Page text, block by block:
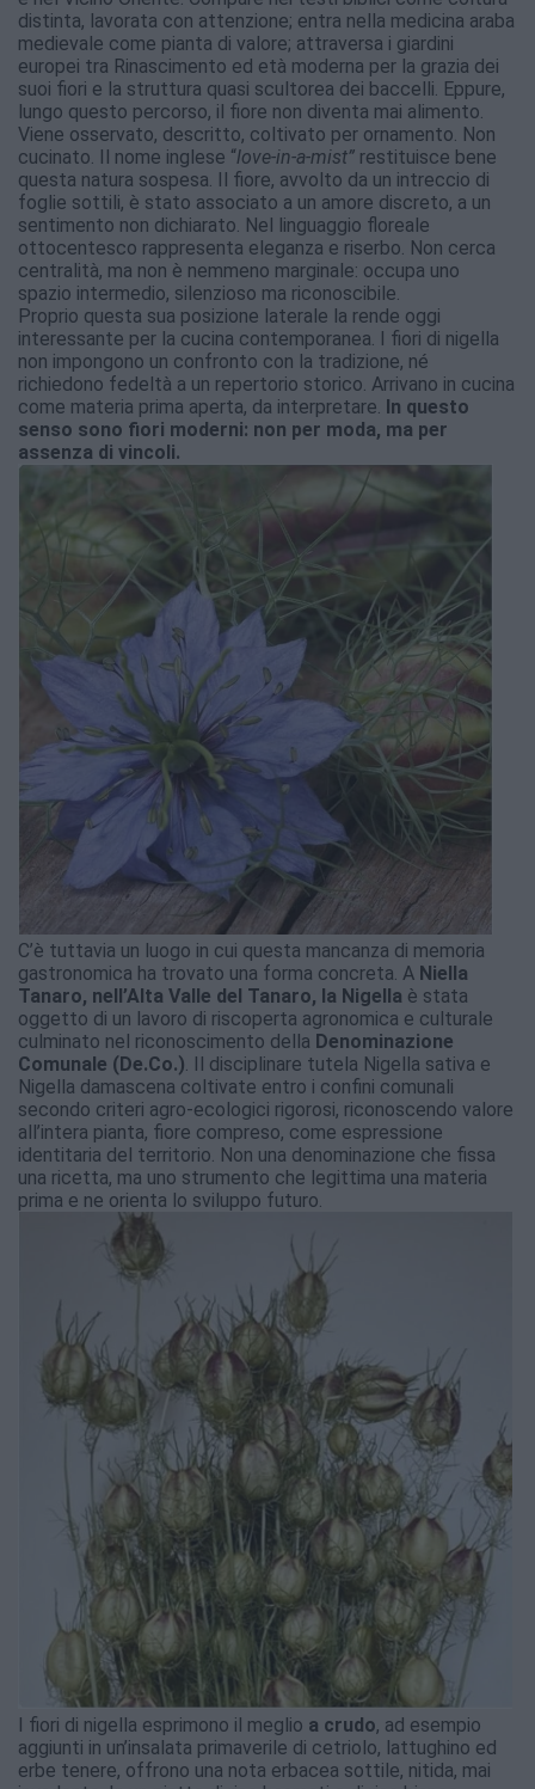
distinta, lavorata con attenzione; entra nella medicina araba
medievale come pianta di valore; attraversa i giardini
europei tra Rinascimento ed età moderna per la grazia dei
suoi fiori e la struttura quasi scultorea dei baccelli. Eppure,
lungo questo percorso, il fiore non diventa mai alimento.
Viene osservato, descritto, coltivato per ornamento. Non
cucinato. Il nome inglese “love-in-a-mist” restituisce bene
questa natura sospesa. Il fiore, avvolto da un intreccio di
foglie sottili, è stato associato a un amore discreto, a un
sentimento non dichiarato. Nel linguaggio floreale
ottocentesco rappresenta eleganza e riserbo. Non cerca
centralità, ma non è nemmeno marginale: occupa uno
spazio intermedio, silenzioso ma riconoscibile.
Proprio questa sua posizione laterale la rende oggi
interessante per la cucina contemporanea. I fiori di nigella
non impongono un confronto con la tradizione, né
richiedono fedeltà a un repertorio storico. Arrivano in cucina
come materia prima aperta, da interpretare. In questo
senso sono fiori moderni: non per moda, ma per
assenza di vincoli.
C’è tuttavia un luogo in cui questa mancanza di memoria
gastronomica ha trovato una forma concreta. A Niella
Tanaro, nell’Alta Valle del Tanaro, la Nigella è stata
oggetto di un lavoro di riscoperta agronomica e culturale
culminato nel riconoscimento della Denominazione
Comunale (De.Co.). Il disciplinare tutela Nigella sativa e
Nigella damascena coltivate entro i confini comunali
secondo criteri agro-ecologici rigorosi, riconoscendo valore
all’intera pianta, fiore compreso, come espressione
identitaria del territorio. Non una denominazione che fissa
una ricetta, ma uno strumento che legittima una materia
prima e ne orienta lo sviluppo futuro.
I fiori di nigella esprimono il meglio a crudo, ad esempio
aggiunti in un’insalata primaverile di cetriolo, lattughino ed
erbe tenere, offrono una nota erbacea sottile, nitida, mai